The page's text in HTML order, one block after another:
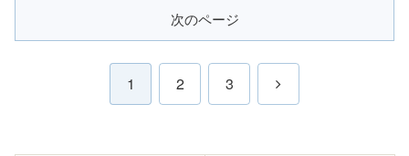
次のページ
1 2 3
次